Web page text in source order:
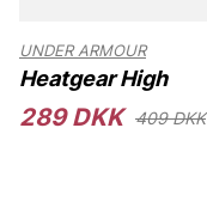
E 46F/G
UNDER ARMOUR
Heatgear High
289 DKK 409 DKK